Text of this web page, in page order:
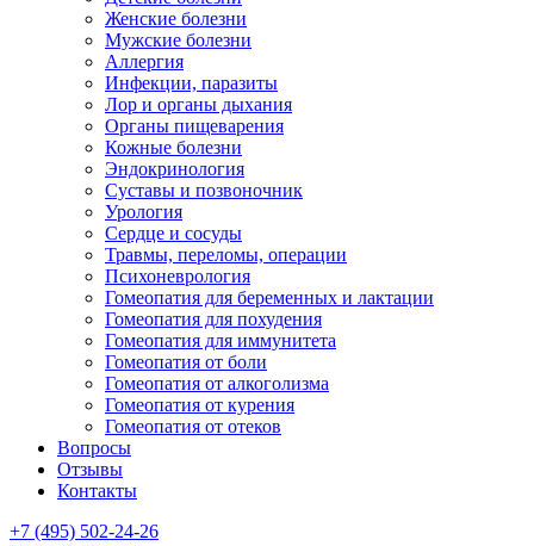
Женские болезни
Мужские болезни
Аллергия
Инфекции, паразиты
Лор и органы дыхания
Органы пищеварения
Кожные болезни
Эндокринология
Суставы и позвоночник
Урология
Сердце и сосуды
Травмы, переломы, операции
Психоневрология
Гомеопатия для беременных и лактации
Гомеопатия для похудения
Гомеопатия для иммунитета
Гомеопатия от боли
Гомеопатия от алкоголизма
Гомеопатия от курения
Гомеопатия от отеков
Вопросы
Отзывы
Контакты
+7 (495) 502-24-26